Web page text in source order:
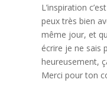
L’inspiration
peux très bien
même jour, et
écrire je ne sais
heureusement,
Merci pour ton